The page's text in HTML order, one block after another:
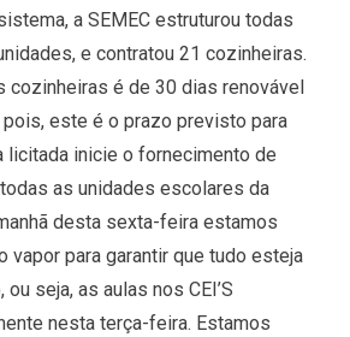
a SEMEC estruturou todas
e contratou 21 cozinheiras.
cozinheiras é de 30 dias renovável
este é o prazo previsto para
licitada inicie o fornecimento de
as unidades escolares da
desta sexta-feira estamos
vapor para garantir que tudo esteja
seja, as aulas nos CEI’S
nesta terça-feira. Estamos